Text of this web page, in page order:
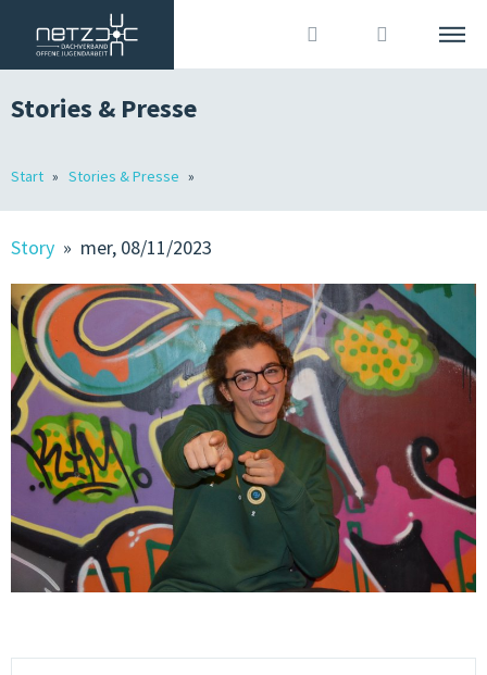
? Accedi
ITALIANO DEUTSCH
MEMBRI
OJA IN ALTO ADIGE
OFFERTE DI LAVORO
STORIES & STAMPA
ORGANIZZAZIONE ASSOCIATIVA & COMUNICAZIONE
CONSULENZA & FORMAZIONE
QUALITÀ & SVILUPPO
CULTURA & MUSICA GIOVANILE
Stories & Presse
Start Stories & Presse
Story » mer, 08/11/2023